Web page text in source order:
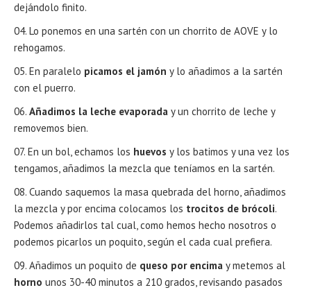
dejándolo finito.
Lo ponemos en una sartén con un chorrito de AOVE y lo
rehogamos.
En paralelo picamos el jamón y lo añadimos a la sartén
con el puerro.
Añadimos la leche evaporada y un chorrito de leche y
removemos bien.
En un bol, echamos los huevos y los batimos y una vez los
tengamos, añadimos la mezcla que teníamos en la sartén.
Cuando saquemos la masa quebrada del horno, añadimos
la mezcla y por encima colocamos los trocitos de brócoli.
Podemos añadirlos tal cual, como hemos hecho nosotros o
podemos picarlos un poquito, según el cada cual prefiera.
Añadimos un poquito de queso por encima y metemos al
horno unos 30-40 minutos a 210 grados, revisando pasados